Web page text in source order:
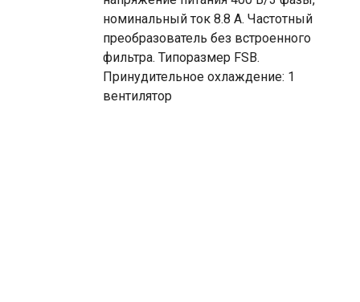
номинальный ток 8.8 А. Частотный
преобразователь без встроенного
фильтра. Типоразмер FSB.
Принудительное охлаждение: 1
вентилятор